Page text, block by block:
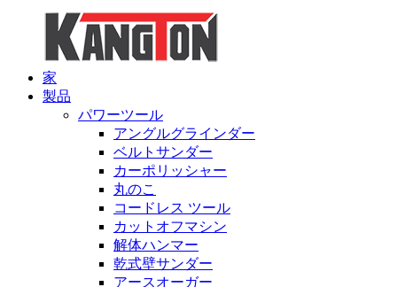
家
製品
パワーツール
アングルグラインダー
ベルトサンダー
カーポリッシャー
丸のこ
コードレス ツール
カットオフマシン
解体ハンマー
乾式壁サンダー
アースオーガー